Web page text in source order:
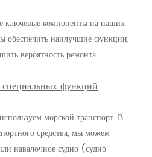
ключевые компоненты на наших
обеспечить наилучшие функции,
вероятность ремонта.
функций
морской транспорт. В
средства, мы можем
навалочное судно (судно